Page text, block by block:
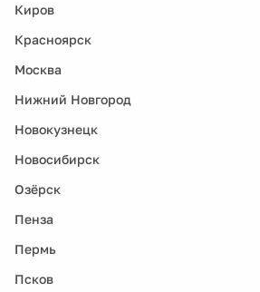
Киров
Красноярск
Москва
Нижний Новгород
Новокузнецк
Новосибирск
Озёрск
Пенза
Пермь
Псков